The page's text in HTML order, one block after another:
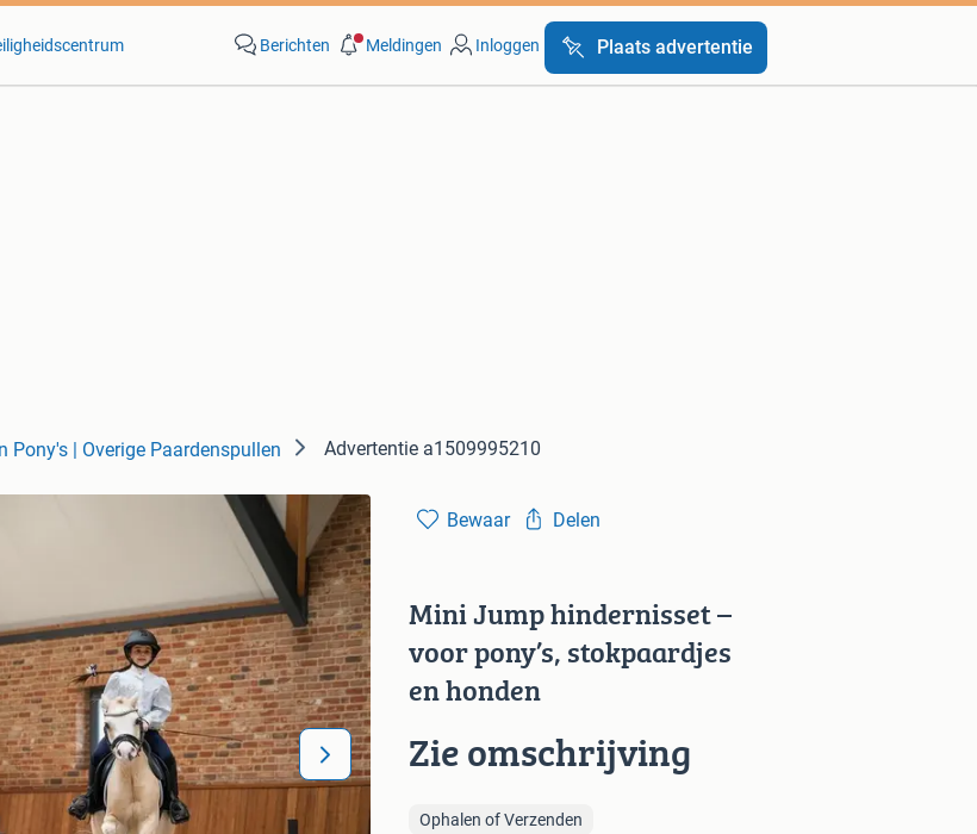
Berichten Meldingen Inloggen Plaats advertentie
Pony's | Overige Paardenspullen Advertentie a1509995210
Bewaar Delen
Mini Jump hindernisset –
voor pony’s, stokpaardjes
en honden
Zie omschrijving
Ophalen of Verzenden